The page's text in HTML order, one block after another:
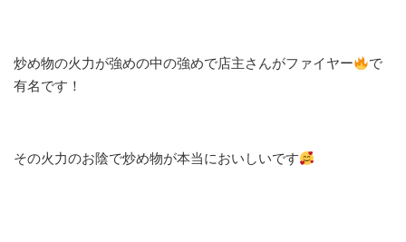
炒め物の火力が強めの中の強めで店主さんがファイヤー
で
有名です！
その火力のお陰で炒め物が本当においしいです